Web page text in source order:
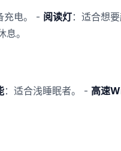
充电。 - 阅读灯：适合想
。
：适合浅睡眠者。 - 高速